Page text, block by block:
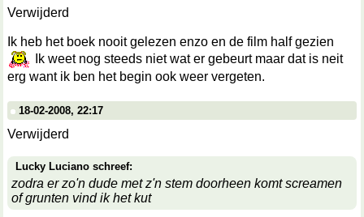
Verwijderd
Ik heb het boek nooit gelezen enzo en de film half gezien
Ik weet nog steeds niet wat er gebeurt maar dat is neit
erg want ik ben het begin ook weer vergeten.
18-02-2008, 22:17
Verwijderd
Lucky Luciano schreef:
zodra er zo'n dude met z'n stem doorheen komt screamen
of grunten vind ik het kut